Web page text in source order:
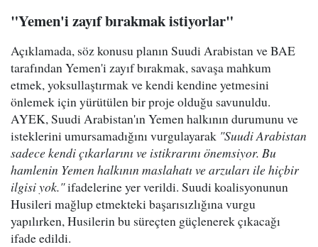
"Yemen'i zayıf bırakmak istiyorlar"
Açıklamada, söz konusu planın Suudi Arabistan ve BAE
tarafından Yemen'i zayıf bırakmak, savaşa mahkum
etmek, yoksullaştırmak ve kendi kendine yetmesini
önlemek için yürütülen bir proje olduğu savunuldu.
AYEK, Suudi Arabistan'ın Yemen halkının durumunu ve
isteklerini umursamadığını vurgulayarak "Suudi Arabistan
sadece kendi çıkarlarını ve istikrarını önemsiyor. Bu
hamlenin Yemen halkının maslahatı ve arzuları ile hiçbir
ilgisi yok."ifadelerine yer verildi. Suudi koalisyonunun
Husileri mağlup etmekteki başarısızlığına vurgu
yapılırken, Husilerin bu süreçten güçlenerek çıkacağı
ifade edildi.